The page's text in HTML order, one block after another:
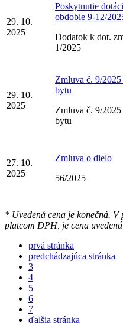
29. 10.
2025
Poskytnutie
obdobie 9-12/
Dodatok k dot.
1/2025
29. 10.
2025
Zmluva č. 9/2025
bytu
Zmluva č. 9/2025
bytu
27. 10.
2025
Zmluva o dielo
56/2025
* Uvedená cena je konečná. V
platcom DPH, je cena
prvá stránka
predchádzajúca stránka
3
4
5
6
7
ďalšia stránka